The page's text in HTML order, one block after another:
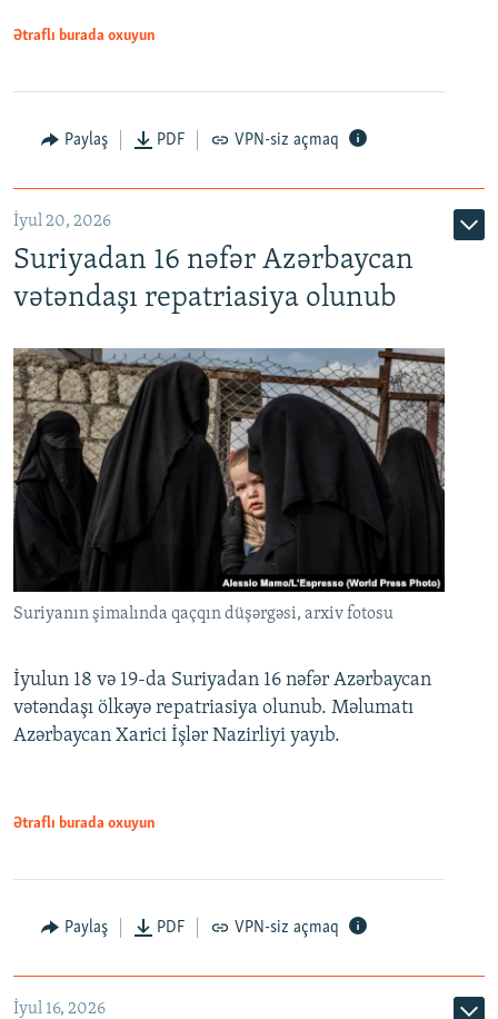
Auto
Ətraflı burada oxuyun
Paylaş PDF VPN-siz açmaq
İyul 20, 2026
Suriyadan 16 nəfər Azərbaycan
vətəndaşı repatriasiya olunub
Suriyanın şimalında qaçqın düşərgəsi, arxiv fotosu
İyulun 18 və 19-da Suriyadan 16 nəfər Azərbaycan
vətəndaşı ölkəyə repatriasiya olunub. Məlumatı
Azərbaycan Xarici İşlər Nazirliyi yayıb.
Ətraflı burada oxuyun
Paylaş PDF VPN-siz açmaq
İyul 16, 2026